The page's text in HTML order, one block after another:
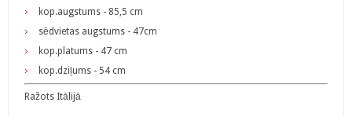
kop.augstums - 85,5 cm
sēdvietas augstums - 47cm
kop.platums - 47 cm
kop.dziļums - 54 cm
Ražots Itālijā